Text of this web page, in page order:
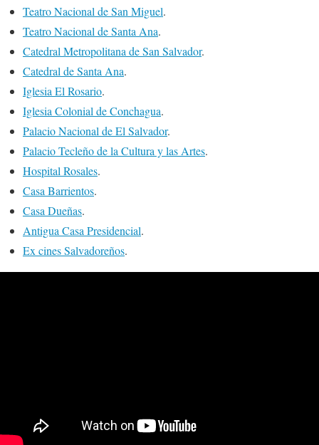
Teatro Nacional de San Miguel.
Teatro Nacional de Santa Ana.
Catedral Metropolitana de San Salvador.
Catedral de Santa Ana.
Iglesia El Rosario.
Iglesia Colonial de Conchagua.
Palacio Nacional de El Salvador.
Palacio Tecleño de la Cultura y las Artes.
Hospital Rosales.
Casa Barrientos.
Casa Dueñas.
Antigua Casa Presidencial.
Ex cines Salvadoreños.